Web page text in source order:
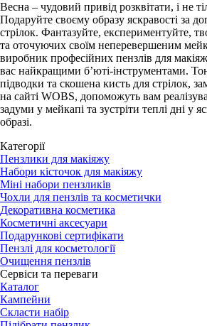
Весна – чудовий привід розквітати, і не
Подаруйте своєму образу яскравості за
стрілок. Фантазуйте, експериментуйте,
та оточуючих своїм неперевершеним
виробник професійних пензлів для
вас найкращими б’юті-інструментами.
підводки та скошена кисть для стрілок,
на сайті WOBS, допоможуть вам
задуми у мейкапі та зустріти теплі дні у
образі.
Категорії
Пензлики для макіяжу
Набори кісточок для макіяжу
Міні набори пензликів
Чохли для пензлів та косметички
Декоративна косметика
Косметичні аксесуари
Подарункові сертифікати
Пензлі для косметології
Очищення пензлів
Сервіси та переваги
Каталог
Кампейни
Скласти набір